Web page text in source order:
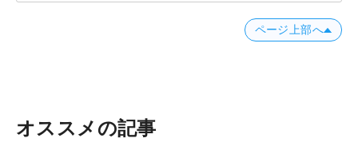
ページ上部へ
オススメの記事